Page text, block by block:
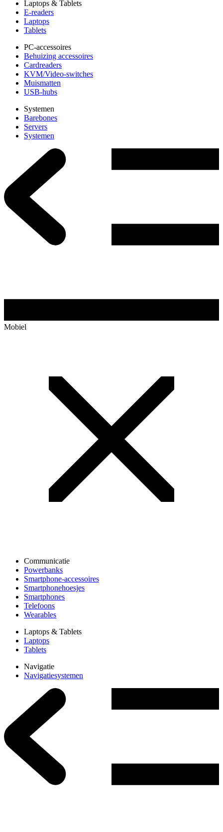
Laptops & Tablets
E-readers
Laptops
Tablets
PC-accessoires
Behuizing accessoires
Cardreaders
KVM/Video-switches
Muismatten
USB-hubs
Systemen
Barebones
Servers
Systemen
Mobiel
Communicatie
Powerbanks
Smartphone-accessoires
Smartphonehoesjes
Smartphones
Telefoons
Wearables
Laptops & Tablets
Laptops
Tablets
Navigatie
Navigatiesystemen